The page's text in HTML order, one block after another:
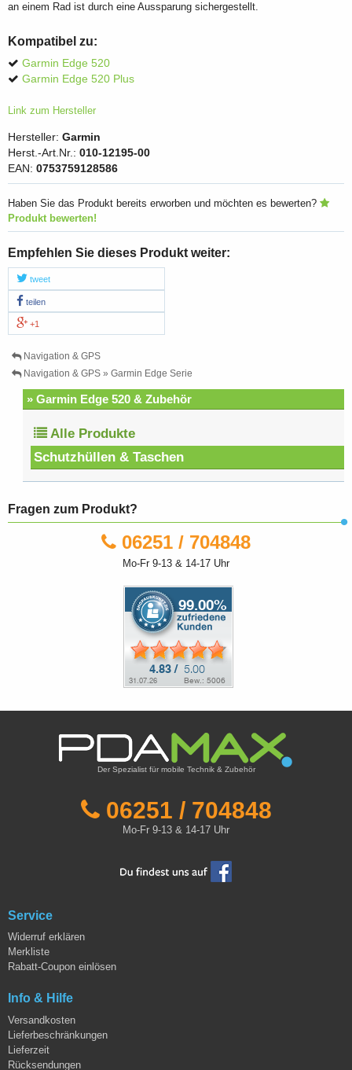
an einem Rad ist durch eine Aussparung sichergestellt.
Kompatibel zu:
Garmin Edge 520
Garmin Edge 520 Plus
Link zum Hersteller
Hersteller: Garmin
Herst.-Art.Nr.: 010-12195-00
EAN: 0753759128586
Haben Sie das Produkt bereits erworben und möchten es bewerten?
Produkt bewerten!
Empfehlen Sie dieses Produkt weiter:
tweet
teilen
+1
Navigation & GPS
Navigation & GPS » Garmin Edge Serie
» Garmin Edge 520 & Zubehör
Alle Produkte
Schutzhüllen & Taschen
Fragen zum Produkt?
06251 / 704848
Mo-Fr 9-13 & 14-17 Uhr
Der Spezialist für mobile Technik & Zubehör
06251 / 704848
Mo-Fr 9-13 & 14-17 Uhr
Service
Widerruf erklären
Merkliste
Rabatt-Coupon einlösen
Info & Hilfe
Versandkosten
Lieferbeschränkungen
Lieferzeit
Rücksendungen